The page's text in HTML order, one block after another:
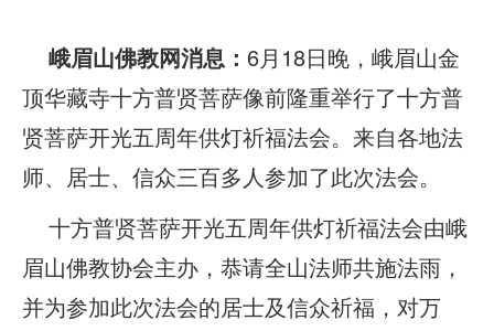
峨眉山佛教网消息： 6月18日晚，峨眉山金
顶华藏寺十方普贤菩萨像前隆重举行了十方普
贤菩萨开光五周年供灯祈福法会。来自各地法
师、居士、信众三百多人参加了此次法会。
十方普贤菩萨开光五周年供灯祈福法会由峨
眉山佛教协会主办，恭请全山法师共施法雨，
并为参加此次法会的居士及信众祈福，对万